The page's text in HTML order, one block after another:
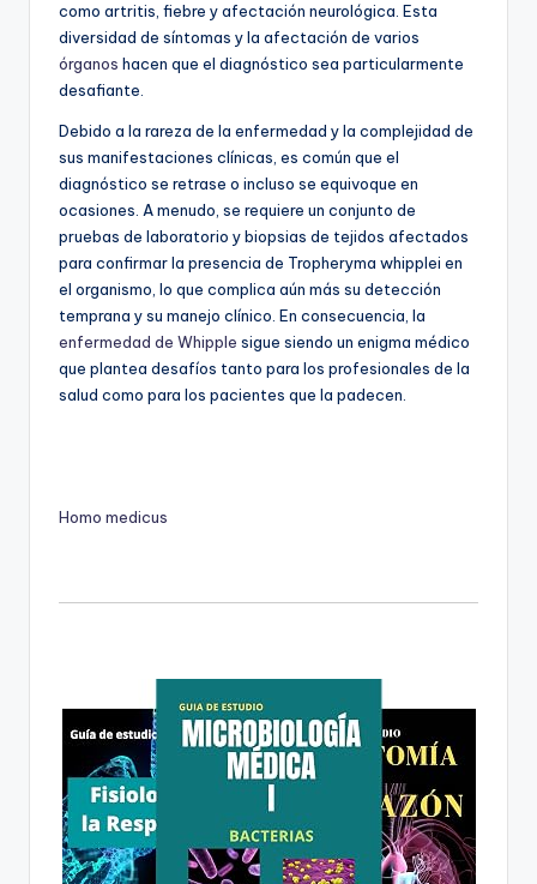
como artritis, fiebre y afectación neurológica. Esta
diversidad de síntomas y la afectación de varios
órganos hacen que el diagnóstico sea particularmente
desafiante.
Debido a la rareza de la enfermedad y la complejidad de
sus manifestaciones clínicas, es común que el
diagnóstico se retrase o incluso se equivoque en
ocasiones. A menudo, se requiere un conjunto de
pruebas de laboratorio y biopsias de tejidos afectados
para confirmar la presencia de Tropheryma whipplei en
el organismo, lo que complica aún más su detección
temprana y su manejo clínico. En consecuencia, la
enfermedad de Whipple sigue siendo un enigma médico
que plantea desafíos tanto para los profesionales de la
salud como para los pacientes que la padecen.
Homo medicus